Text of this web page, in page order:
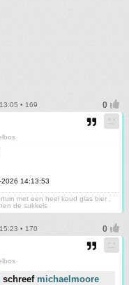
• 169
2026 14:13:53
met een heel koud glas bier ,
de sukkels
• 170
schreef michaelmoore